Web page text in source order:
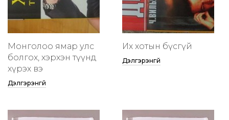
Монголоо ямар улс
болгох, хэрхэн түүнд
хүрэх вэ
Дэлгэрэнгүй
Их хотын бүсгүй
Дэлгэрэнгүй